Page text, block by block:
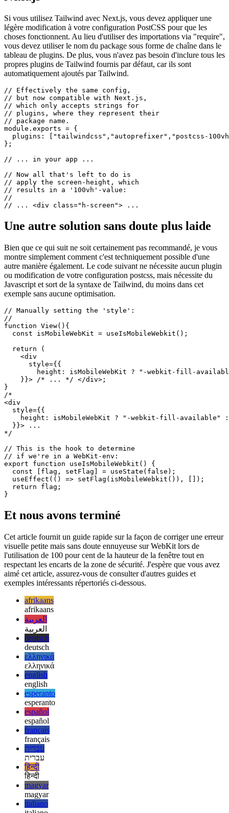
Une note pour tous les utilisateurs de
Next.js
Si vous utilisez Tailwind avec Next.js, vous devez appliquer une
légère modification à votre configuration PostCSS pour que les
choses fonctionnent. Au lieu d'utiliser des importations via "require",
vous devez utiliser le nom du package sous forme de chaîne dans le
tableau de plugins. De plus, vous n'avez pas besoin d'inclure tous les
propres plugins de Tailwind fournis par défaut, car ils sont
automatiquement ajoutés par Tailwind.
// Effectively the same config,
// but now compatible with Next.js,
// which only accepts strings for
// plugins, where they represent their
// package name.
module.exports = {
plugins: ["tailwindcss","autoprefixer","postcss-
};
// ... in your app ...
// apply the screen-height, which
// results in a '100vh'-value:
Une autre solution sans doute plus laide
Bien que ce qui suit ne soit certainement pas recommandé, je vous
montre simplement comment c'est techniquement possible d'une
autre manière également. Le code suivant ne nécessite aucun plugin
ou modification de votre configuration postcss, mais nécessite du
Javascript et sort de la syntaxe de Tailwind, du moins dans cet
exemple sans aucune optimisation.
// Manually setting the 'style':
function View(){
  const isMobileWebKit = useIsMobileWebkit();
  return (
    <div
      style={{
height: isMobileWebKit ? "-webkit-fill-
    }}> /* ... */ </div>;
/*
<div
  style={{
height: isMobileWebKit ? "-webkit-fill-available"
  }}> ...
// This is the hook to determine
// if we're in a WebKit-env:
  const [flag, setFlag] = useState(false);
  useEffect(() => setFlag(isMobileWebkit()), []);
Et nous avons terminé
Cet article fournit un guide rapide sur la façon de corriger une erreur
visuelle petite mais sans doute ennuyeuse sur WebKit lors de
l'utilisation de 100 pour cent de la hauteur de la fenêtre tout en
respectant les encarts de la zone de sécurité. J'espère que vous avez
aimé cet article, assurez-vous de consulter d'autres guides et
exemples intéressants répertoriés ci-dessous.
afrikaans
afrikaans
العربية
العربية
deutsch
deutsch
ελληνικά
ελληνικά
english
english
esperanto
esperanto
español
español
français
français
עברית
עברית
हिन्दी